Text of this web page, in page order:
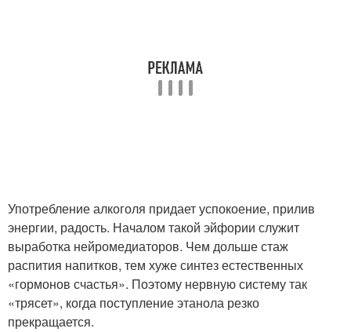
Употребление алкоголя придает успокоение, прилив
энергии, радость. Началом такой эйфории служит
выработка нейромедиаторов. Чем дольше стаж
распития напитков, тем хуже синтез естественных
«гормонов счастья». Поэтому нервную систему так
«трясет», когда поступление этанола резко
прекращается.